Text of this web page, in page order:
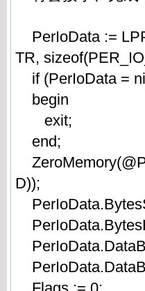
PerIoData :=
TR,
if (PerIoData =
begin
exit;
end;
D));